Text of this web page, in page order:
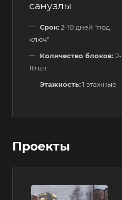
санузлы
Срок:2-10 дней "под
ключ"
Количество блоков: 2-
10 шт.
Этажность:1 этажные
Проекты